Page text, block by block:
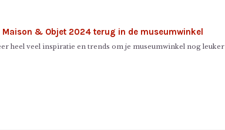
Maison & Objet 2024 terug in de museumwinkel
heel veel inspiratie en trends om je museumwinkel nog leuker